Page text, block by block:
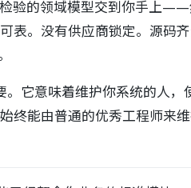
验的领域模型交到你手上
表。没有供应商锁定。源码
它意味着维护你系统的人
能由普通的优秀工程师来